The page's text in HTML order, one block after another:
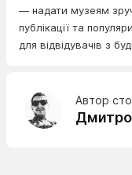
— надати музеям
публікації та
для відвідувачів з
Автор